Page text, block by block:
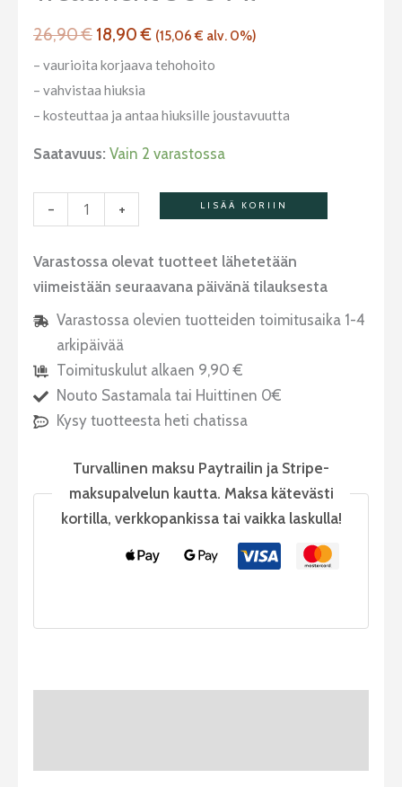
26,90€ 18,90€ (15,06€ alv. 0%)
– vaurioita korjaava tehohoito
– vahvistaa hiuksia
– kosteuttaa ja antaa hiuksille joustavuutta
Saatavuus: Vain 2 varastossa
-
ml
+ LISÄÄ KORIIN
Varastossa olevat tuotteet lähetetään
viimeistään seuraavana päivänä tilauksesta
Varastossa olevien tuotteiden toimitusaika 1-4
arkipäivää
Toimituskulut alkaen 9,90 €
Nouto Sastamala tai Huittinen 0€
Kysy tuotteesta heti chatissa
Turvallinen maksu Paytrailin ja Stripe-
maksupalvelun kautta. Maksa kätevästi
kortilla, verkkopankissa tai vaikka laskulla!